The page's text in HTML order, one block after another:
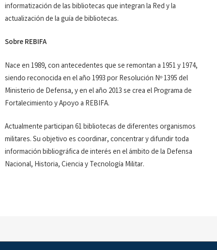
informatización de las bibliotecas que integran la Red y la
actualización de la guía de bibliotecas.
Sobre REBIFA
Nace en 1989, con antecedentes que se remontan a 1951 y 1974,
siendo reconocida en el año 1993 por Resolución Nº 1395 del
Ministerio de Defensa, y en el año 2013 se crea el Programa de
Fortalecimiento y Apoyo a REBIFA.
Actualmente participan 61 bibliotecas de diferentes organismos
militares. Su objetivo es coordinar, concentrar y difundir toda
información bibliográfica de interés en el ámbito de la Defensa
Nacional, Historia, Ciencia y Tecnología Militar.